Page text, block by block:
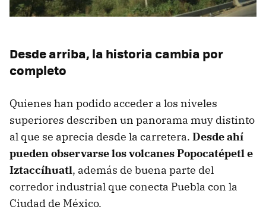
Desde arriba, la historia cambia por
completo
Quienes han podido acceder a los niveles
superiores describen un panorama muy distinto
al que se aprecia desde la carretera. Desde ahí
pueden observarse los volcanes Popocatépetl e
Iztaccíhuatl, además de buena parte del
corredor industrial que conecta Puebla con la
Ciudad de México.